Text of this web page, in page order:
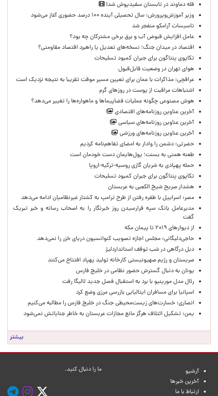
قله دماوند در تابستان سفیدپوش شد!
وزیر آموزش‌وپرورش: سال تحصیلی آینده ۱۰۰ درصد حضوری آغاز می‌شود
تاسیسات آرامکو منفجر شد
عامل افزایش قبوض آب و برق برخی مشترکان چه بود؟
اقتصاد در میدان جنگ؛ نسخه‌های تعدیل یا راهبرد اقتصاد مقاومتی؟
تکاپوی پنتاگون برای جبران کمبود تسلیحات
هوای تهران در وضعیت قابل‌قبول
عراقچی: مذاکرات با عمان برای تعیین مسیر موقت تقریبا به نتیجه نزدیک است
اشتباهات مراقبت از پوست در روزهای گرم
هوش مصنوعی چگونه عملیات فضاپیماها و ماهواره‌ها را تغییر می‌دهد؟
آخرین عناوین روزنامه‌های اقتصادی
آخرین عناوین روزنامه‌های سیاسی
آخرین عناوین روزنامه‌های ورزشی
حضرتی: دشمن را وادار به امضای تفاهم‌نامه کردیم
طعنه همتی به بسنت؛ پول‌هایمان دست خودمان است
حمله پهپادی به شریان گازی روسیه-ترکیه-اروپا
تکاپوی پنتاگون برای جبران کمبود تسلیحات
هشدار صریح شیخ الکعبی به عربستان
مصر: اسراییل با طفره رفتن از طرح ترامپ به کشتار غیرنظامیان ادامه می‌دهد
مدیرعامل بانک سپه فرارسیدن روز خبرنگار را به اصحاب رسانه و خبر تبریک
گفت
از دیوارهای ۲۰۱۹ تا پیمان مکه
حاجی‌دلیگانی: مجلس اجازه تصویب کنوانسیون دریای خزر را نمی‌دهد
دبل درگاهی در شب توقف استانداردلیژ
صربستان و رژیم صهیونیستی کارخانه تولید پهپاد افتتاح می‌کنند
یونان به دنبال گسترش حضور نظامی در خلیج فارس
رئال مدل مورینیو با برد به استقبال فصل جدید لالیگا رفت
اسپانیا برای مسافران ایتالیایی بازرسی مرزی وضع کرد
انصاری: خسارت‌های زیست‌محیطی جنگ در خلیج فارس را مطالبه‌ می‌کنیم
یمن: تشکیل ائتلاف هرگز مانع مجازات عربستان به خاطر جنایاتش نمی‌شود
بیشتر
آرشیو
آخرین خبرها
ارتباط با ما
ما را دنبال کنید.